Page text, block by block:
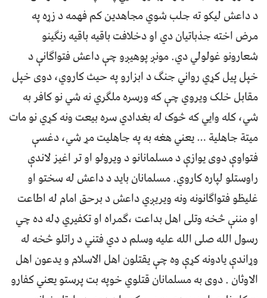
د داعش لیکو ته جلب شوي مجاهدین کم فهمه د زړه په
مرض اخته جذباتیان دي او دخلافت باقیه باقیه رنګینو
شعارونو غولولي دي. مونږ پوهیږو چې داعش فتواګانې د
خپل پیل کړي رواني جنګ د ابزارو په حیث کاروي، دوی خپل
مقابل خلک ویروي چې که ورسره ملګري نه شي نو کافر به
شي، کله وایي که څوک له بغدادي سره بیعت ونه کړي نو مات
میتة جاهلیة … یعني هغه به په جاهلیت مړ شي، دغسې
فتواوې دوی یوازې د مسلمانانو د ویرولو او تر اغیز لاندې
راوستلو لپاره کاروي. مسلمانان باید د داعش له سختو او
غلیظو فتواګانونه ونه ویریږي داعش د برحق امام له اطاعت
او مننې څخه وتلى اهل بداعت ،ګمراه او تکفيري ډله ده چي
رسول الله صلی الله علیه وسلم د دي فتني د راتلو څخه له
وړاندې یادونه کړې وه چې یقتلون اهل الاسلام و یدعون اهل
الاوثان . دوی به مسلمانان قتلوي خوپه بت پرستو یعني کفارو